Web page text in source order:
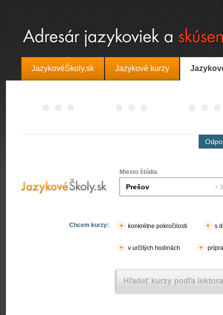
JazykovéŠkoly.sk Jazykové kurzy
Miesto štúdia
Chcem kurzy: konkrétne pokročilosti s
v určitých hodinách